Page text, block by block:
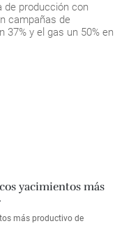
de producción con
campañas de
37% y el gas un 50% en
más productivo de